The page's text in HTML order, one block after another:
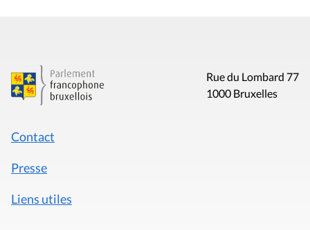
Rue du Lombard 77
1000 Bruxelles
Contact
Presse
Liens utiles